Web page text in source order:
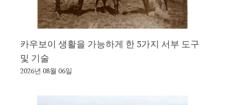
카우보이 생활을 가능하게 한 5가지 서부 도구
및 기술
2026년 08월 06일